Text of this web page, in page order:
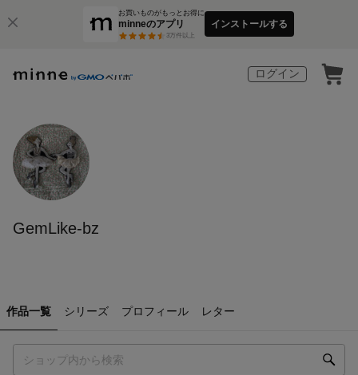
お買いものがもっとお得に
minneのアプリ
3万件以上
インストールする
ログイン
GemLike-bz
作品一覧 シリーズ プロフィール レター